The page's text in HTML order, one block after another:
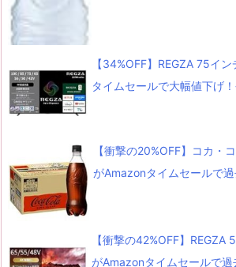
【34%OFF】REGZA 75イ
タイムセールで大幅値下げ
【衝撃の20%OFF】コカ・
がAmazonタイムセールで過
【衝撃の42%OFF】REGZA
がAmazonタイムセールで過